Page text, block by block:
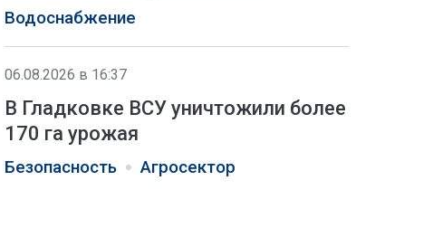
Водоснабжение
06.08.2026 в 16:37
В Гладковке ВСУ уничтожили более
170 га урожая
Безопасность Агросектор